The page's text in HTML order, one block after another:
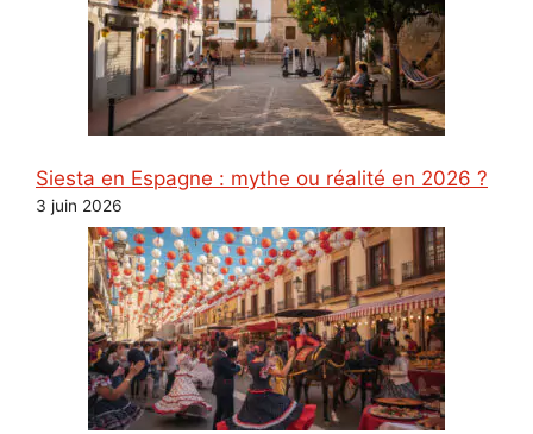
Siesta en Espagne : mythe ou réalité en 2026 ?
3 juin 2026